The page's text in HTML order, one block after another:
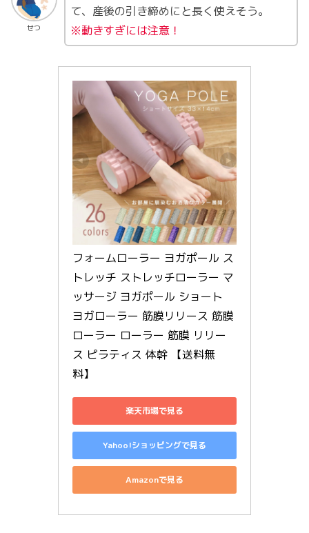
せつ
て、産後の引き締めにと長く使えそう。
※動きすぎには注意！
フォームローラー ヨガポール ス
トレッチ ストレッチローラー マ
ッサージ ヨガポール ショート
ヨガローラー 筋膜リリース 筋膜
ローラー ローラー 筋膜 リリー
ス ピラティス 体幹 【送料無
料】
楽天市場で見る
Yahoo!ショッピングで見る
Amazonで見る